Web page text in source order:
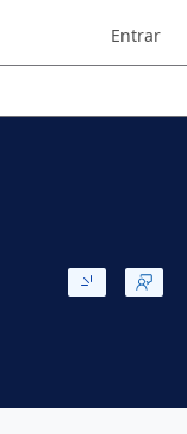
Sign in to
Entrar